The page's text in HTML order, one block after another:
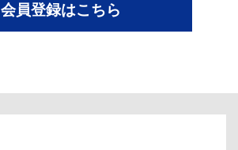
会員登録はこちら